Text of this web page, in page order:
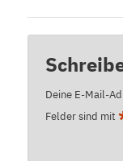
Deine E-Mail-
Felder sind mit